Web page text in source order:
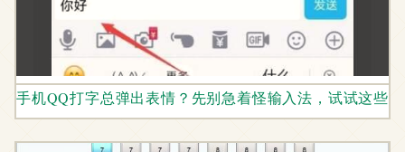
手机QQ打字总弹出表情？先别急着怪输入法，试试这些